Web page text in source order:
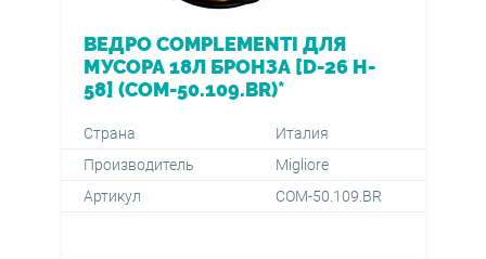
ВЕДРО COMPLEMENTI ДЛЯ
МУСОРА 18Л БРОНЗА [D-26 H-
58] (COM-50.109.BR)*
Страна
Италия
Производитель
Migliore
Артикул
COM-50.109.BR